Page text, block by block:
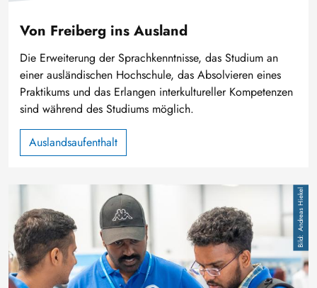
Von Freiberg ins Ausland
Die Erweiterung der Sprachkenntnisse, das Studium an
einer ausländischen Hochschule, das Absolvieren eines
Praktikums und das Erlangen interkultureller Kompetenzen
sind während des Studiums möglich.
Auslandsaufenthalt
Andreas Hiekel